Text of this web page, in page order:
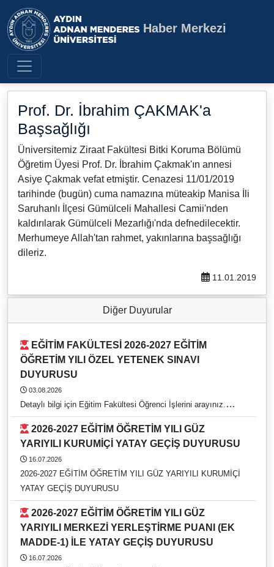
Aydın Adnan Menderes
Haber Merkezi
Prof. Dr. İbrahim ÇAKMAK'a
Başsağlığı
Üniversitemiz Ziraat Fakültesi Bitki Koruma Bölümü
Öğretim Üyesi Prof. Dr. İbrahim Çakmak'ın annesi
Asiye Çakmak vefat etmiştir. Cenazesi 11/01/2019
tarihinde (bugün) cuma namazına müteakip Manisa İli
Saruhanlı İlçesi Gümülceli Mahallesi Camii'nden
kaldırılarak Gümülceli Mezarlığı'nda defnedilecektir.
Merhumeye Allah'tan rahmet, yakınlarına başsağlığı
dileriz.
11.01.2019
Diğer Duyurular
ÖĞRETİM YILI ÖZEL YETENEK SINAVI
DUYURUSU
03.08.2026
Detaylı bilgi için Eğitim Fakültesi Öğrenci İşlerini arayınız.
https://rehber.adu.edu.tr/#
YARIYILI KURUMİÇİ YATAY GEÇİŞ DUYURUSU
16.07.2026
2026-2027 EĞİTİM ÖĞRETİM YILI GÜZ YARIYILI KURUMİÇİ
YATAY GEÇİŞ DUYURUSU
YARIYILI MERKEZİ YERLEŞTİRME PUANI (EK
MADDE-1) İLE YATAY GEÇİŞ DUYURUSU
16.07.2026